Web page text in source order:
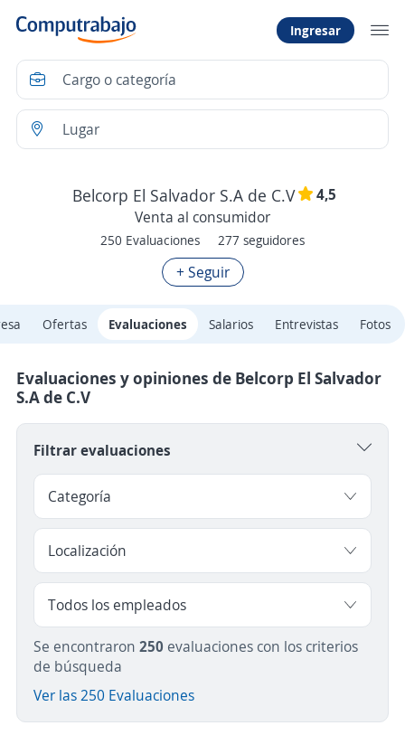
Ingresar
Belcorp El Salvador S.A de C.V
4,5
Venta al consumidor
250 Evaluaciones 277 seguidores
+ Seguir
Ofertas Evaluaciones Salarios Entrevistas Fotos
Evaluaciones y opiniones de Belcorp El Salvador
S.A de C.V
Filtrar evaluaciones
Se encontraron 250 evaluaciones con los criterios
de búsqueda
Ver las 250 Evaluaciones